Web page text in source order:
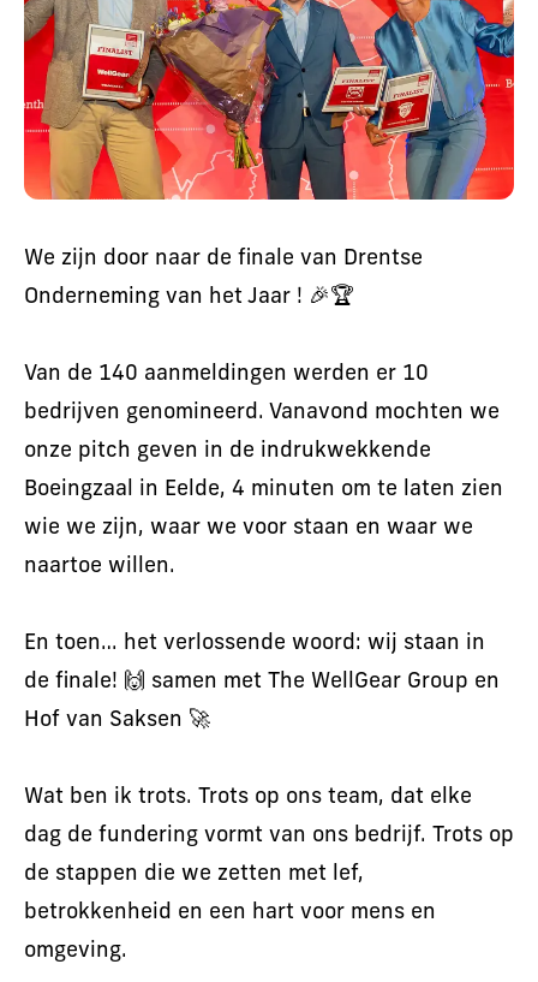
Referenties
Werken bij
Actueel
Contact
We zijn door naar de finale van Drentse
Onderneming van het Jaar ! 🎉🏆
Van de 140 aanmeldingen werden er 10
bedrijven genomineerd. Vanavond mochten we
onze pitch geven in de indrukwekkende
Boeingzaal in Eelde, 4 minuten om te laten zien
wie we zijn, waar we voor staan en waar we
naartoe willen.
En toen… het verlossende woord: wij staan in
de finale! 🙌 samen met The WellGear Group en
Hof van Saksen 🚀
Wat ben ik trots. Trots op ons team, dat elke
dag de fundering vormt van ons bedrijf. Trots op
de stappen die we zetten met lef,
betrokkenheid en een hart voor mens en
omgeving.